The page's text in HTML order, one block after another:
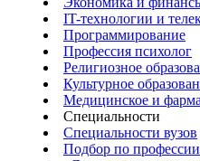
IT-технологии и
Программирование
Профессия психолог
Религиозное
Культурное
Медицинское и
Специальности
Специальности вузов
Подбор по профессии